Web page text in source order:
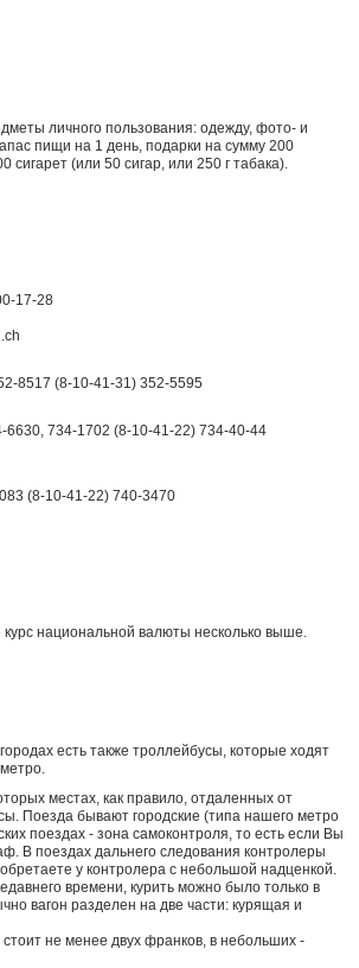
личного пользования: одежду, фото- и
пищи на 1 день, подарки на сумму 200
(или 50 сигар, или 250 г табака).
17-28
8517 (8-10-41-31) 352-5595
734-1702 (8-10-41-22) 734-40-44
(8-10-41-22) 740-3470
национальной валюты несколько выше.
есть также троллейбусы, которые ходят
местах, как правило, отдаленных от
Поезда бывают городские (типа нашего метро
поездах - зона самоконтроля, то есть если Вы
В поездах дальнего следования контролеры
у контролера с небольшой надценкой.
времени, курить можно было только в
вагон разделен на две части: курящая и
не менее двух франков, в небольших -